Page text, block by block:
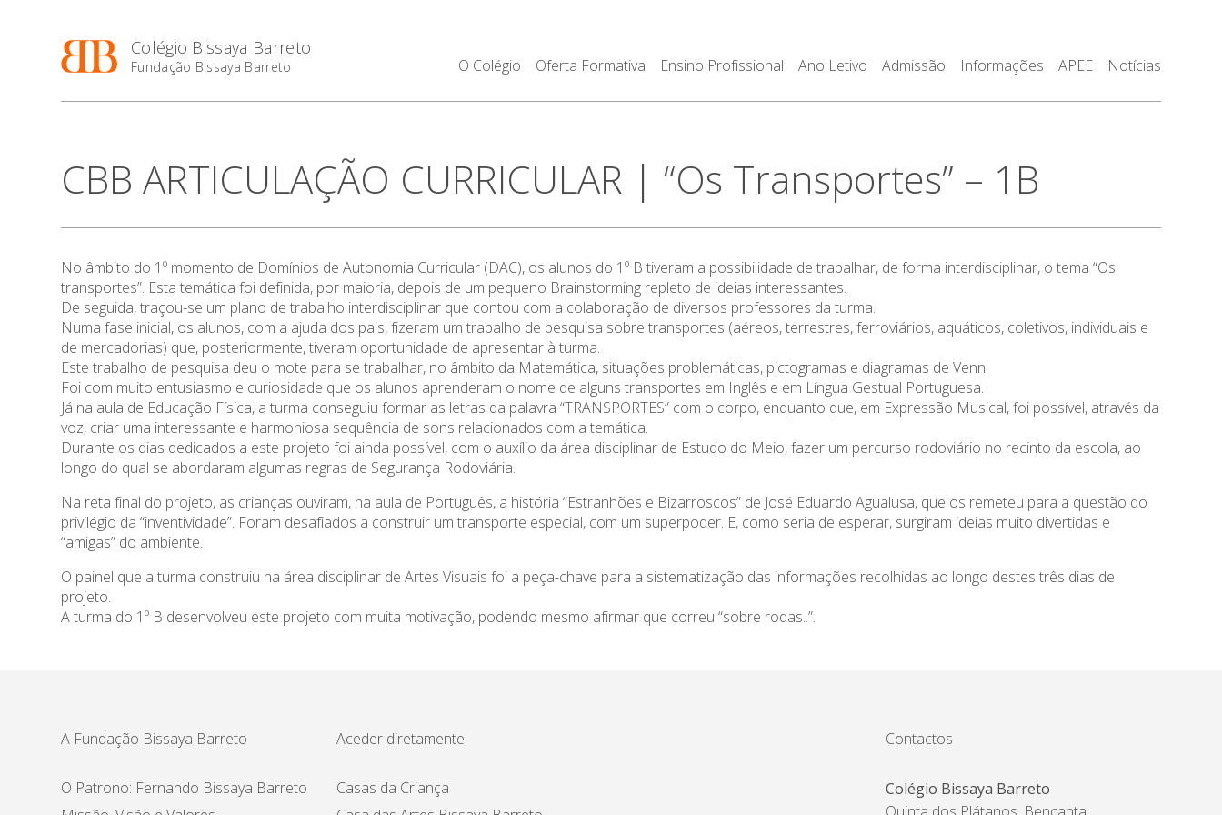
Colégio Bissaya Barreto
Fundação Bissaya Barreto O Colégio Oferta Formativa Ensino Profissional Ano Letivo Admissão Informações APEE Notícias
CBB ARTICULAÇÃO CURRICULAR | “Os Transportes” – 1B
No âmbito do 1º momento de Domínios de Autonomia Curricular (DAC), os alunos do 1º B tiveram a possibilidade de trabalhar, de forma interdisciplinar, o tema “Os
transportes”. Esta temática foi definida, por maioria, depois de um pequeno Brainstorming repleto de ideias interessantes.
De seguida, traçou-se um plano de trabalho interdisciplinar que contou com a colaboração de diversos professores da turma.
Numa fase inicial, os alunos, com a ajuda dos pais, fizeram um trabalho de pesquisa sobre transportes (aéreos, terrestres, ferroviários, aquáticos, coletivos, individuais e
de mercadorias) que, posteriormente, tiveram oportunidade de apresentar à turma.
Este trabalho de pesquisa deu o mote para se trabalhar, no âmbito da Matemática, situações problemáticas, pictogramas e diagramas de Venn.
Foi com muito entusiasmo e curiosidade que os alunos aprenderam o nome de alguns transportes em Inglês e em Língua Gestual Portuguesa.
Já na aula de Educação Física, a turma conseguiu formar as letras da palavra “TRANSPORTES” com o corpo, enquanto que, em Expressão Musical, foi possível, através da
voz, criar uma interessante e harmoniosa sequência de sons relacionados com a temática.
Durante os dias dedicados a este projeto foi ainda possível, com o auxílio da área disciplinar de Estudo do Meio, fazer um percurso rodoviário no recinto da escola, ao
longo do qual se abordaram algumas regras de Segurança Rodoviária.
Na reta final do projeto, as crianças ouviram, na aula de Português, a história “Estranhões e Bizarroscos” de José Eduardo Agualusa, que os remeteu para a questão do
privilégio da “inventividade”. Foram desafiados a construir um transporte especial, com um superpoder. E, como seria de esperar, surgiram ideias muito divertidas e
“amigas” do ambiente.
O painel que a turma construiu na área disciplinar de Artes Visuais foi a peça-chave para a sistematização das informações recolhidas ao longo destes três dias de
projeto.
A turma do 1º B desenvolveu este projeto com muita motivação, podendo mesmo afirmar que correu “sobre rodas..”.
A Fundação Bissaya Barreto
O Patrono: Fernando Bissaya Barreto
Aceder diretamente
Casas da Criança
Contactos
Colégio Bissaya Barreto